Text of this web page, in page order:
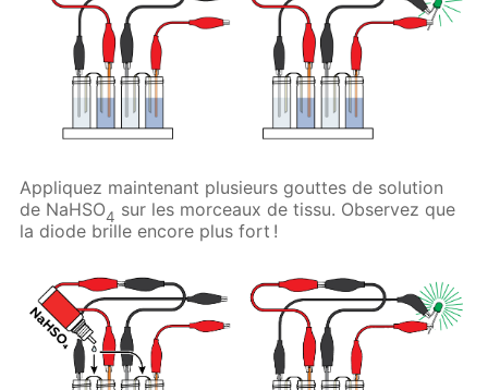
Appliquez maintenant plusieurs gouttes de solution
de NaHSO4 sur les morceaux de tissu. Observez que
la diode brille encore plus fort !